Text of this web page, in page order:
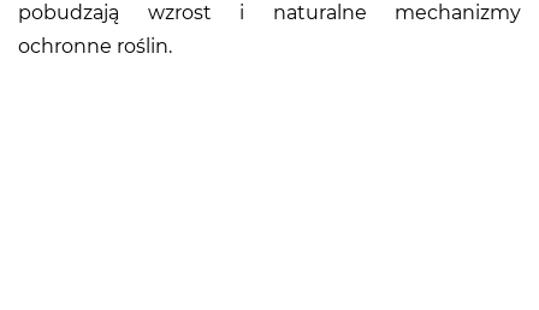
pobudzają wzrost i naturalne mechanizmy
ochronne roślin.